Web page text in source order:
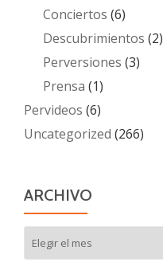
Conciertos (6)
Descubrimientos (2)
Perversiones (3)
Prensa (1)
Pervideos (6)
Uncategorized (266)
ARCHIVO